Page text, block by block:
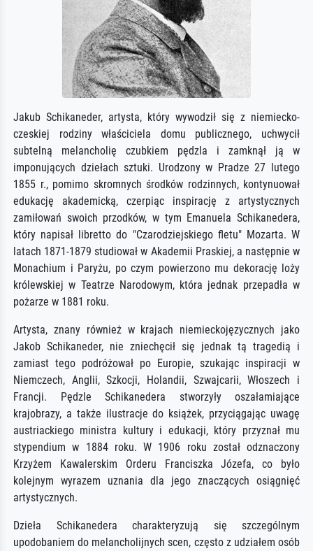
Jakub Schikaneder, artysta, który wywodził się z niemiecko-
czeskiej rodziny właściciela domu publicznego, uchwycił
subtelną melancholię czubkiem pędzla i zamknął ją w
imponujących dziełach sztuki. Urodzony w Pradze 27 lutego
1855 r., pomimo skromnych środków rodzinnych, kontynuował
edukację akademicką, czerpiąc inspirację z artystycznych
zamiłowań swoich przodków, w tym Emanuela Schikanedera,
który napisał libretto do "Czarodziejskiego fletu" Mozarta. W
latach 1871-1879 studiował w Akademii Praskiej, a następnie w
Monachium i Paryżu, po czym powierzono mu dekorację loży
królewskiej w Teatrze Narodowym, która jednak przepadła w
pożarze w 1881 roku.
Artysta, znany również w krajach niemieckojęzycznych jako
Jakob Schikaneder, nie zniechęcił się jednak tą tragedią i
zamiast tego podróżował po Europie, szukając inspiracji w
Niemczech, Anglii, Szkocji, Holandii, Szwajcarii, Włoszech i
Francji. Pędzle Schikanedera stworzyły oszałamiające
krajobrazy, a także ilustracje do książek, przyciągając uwagę
austriackiego ministra kultury i edukacji, który przyznał mu
stypendium w 1884 roku. W 1906 roku został odznaczony
Krzyżem Kawalerskim Orderu Franciszka Józefa, co było
kolejnym wyrazem uznania dla jego znaczących osiągnięć
artystycznych.
Dzieła Schikanedera charakteryzują się szczególnym
upodobaniem do melancholijnych scen, często z udziałem osób